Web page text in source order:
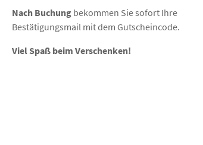
Nach Buchung bekommen Sie sofort Ihre
Bestätigungsmail mit dem Gutscheincode.
Viel Spaß beim Verschenken!